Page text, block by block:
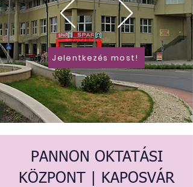
Jelentkezés most!
PANNON OKTATÁSI
KÖZPONT | KAPOSVÁR